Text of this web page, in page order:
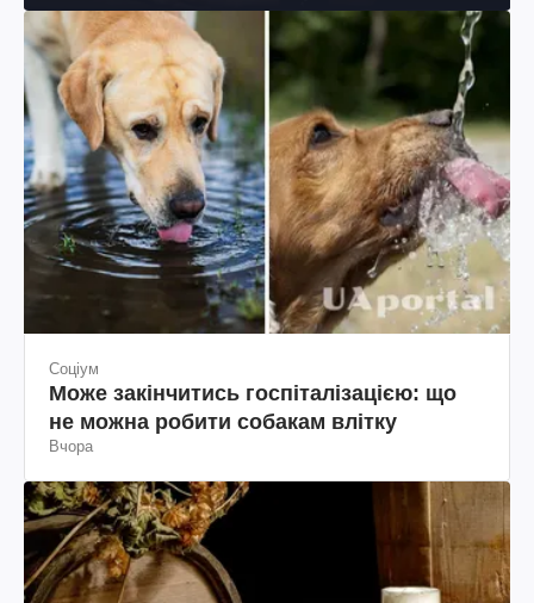
Соціум
Може закінчитись госпіталізацією: що
не можна робити собакам влітку
Вчора